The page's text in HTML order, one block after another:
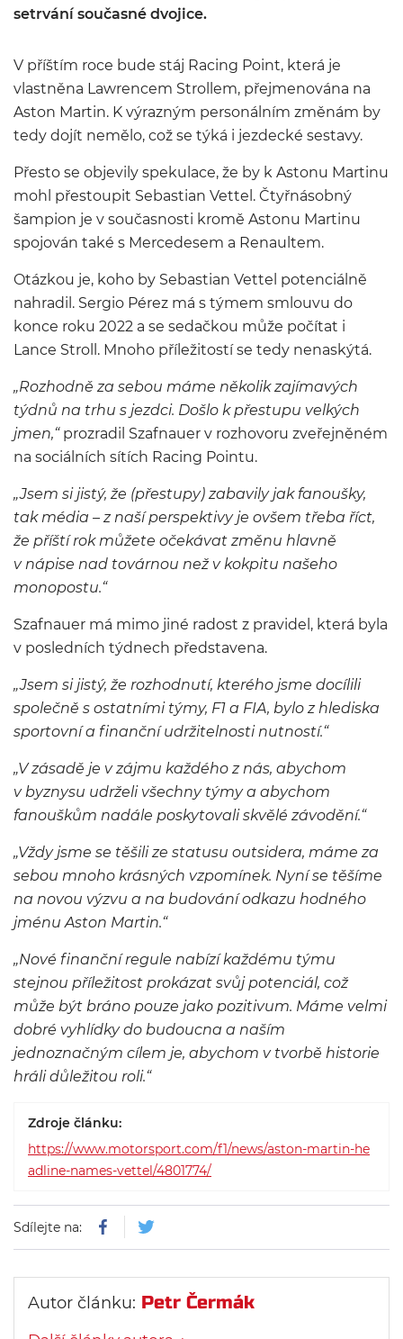
setrvání současné dvojice.
V příštím roce bude stáj Racing Point, která je
vlastněna Lawrencem Strollem, přejmenována na
Aston Martin. K výrazným personálním změnám by
tedy dojít nemělo, což se týká i jezdecké sestavy.
Přesto se objevily spekulace, že by k Astonu Martinu
mohl přestoupit Sebastian Vettel. Čtyřnásobný
šampion je v současnosti kromě Astonu Martinu
spojován také s Mercedesem a Renaultem.
Otázkou je, koho by Sebastian Vettel potenciálně
nahradil. Sergio Pérez má s týmem smlouvu do
konce roku 2022 a se sedačkou může počítat i
Lance Stroll. Mnoho příležitostí se tedy nenaskýtá.
„Rozhodně za sebou máme několik zajímavých
týdnů na trhu s jezdci. Došlo k přestupu velkých
jmen,“ prozradil Szafnauer v rozhovoru zveřejněném
na sociálních sítích Racing Pointu.
„Jsem si jistý, že (přestupy) zabavily jak fanoušky,
tak média – z naší perspektivy je ovšem třeba říct,
že příští rok můžete očekávat změnu hlavně
v nápise nad továrnou než v kokpitu našeho
monopostu.“
Szafnauer má mimo jiné radost z pravidel, která byla
v posledních týdnech představena.
„Jsem si jistý, že rozhodnutí, kterého jsme docílili
společně s ostatními týmy, F1 a FIA, bylo z hlediska
sportovní a finanční udržitelnosti nutností.“
„V zásadě je v zájmu každého z nás, abychom
v byznysu udrželi všechny týmy a abychom
fanouškům nadále poskytovali skvělé závodění.“
„Vždy jsme se těšili ze statusu outsidera, máme za
sebou mnoho krásných vzpomínek. Nyní se těšíme
na novou výzvu a na budování odkazu hodného
jménu Aston Martin.“
„Nové finanční regule nabízí každému týmu
stejnou příležitost prokázat svůj potenciál, což
může být bráno pouze jako pozitivum. Máme velmi
dobré vyhlídky do budoucna a naším
jednoznačným cílem je, abychom v tvorbě historie
hráli důležitou roli.“
Zdroje článku:
https://www.motorsport.com/f1/news/aston-martin-he
adline-names-vettel/4801774/
Sdílejte na:
Autor článku: Petr Čermák